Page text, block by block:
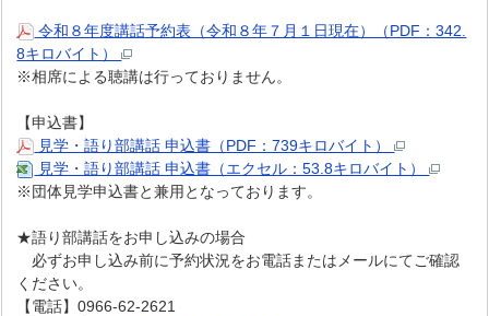
令和８年度講話予約表（令和８年７月１日現在）（PDF：342.
8キロバイト）
※相席による聴講は行っておりません。
【申込書】
見学・語り部講話 申込書（PDF：739キロバイト）
見学・語り部講話 申込書（エクセル：53.8キロバイト）
※団体見学申込書と兼用となっております。
★語り部講話をお申し込みの場合
必ずお申し込み前に予約状況をお電話またはメールにてご確認
ください。
【電話】0966-62-2621